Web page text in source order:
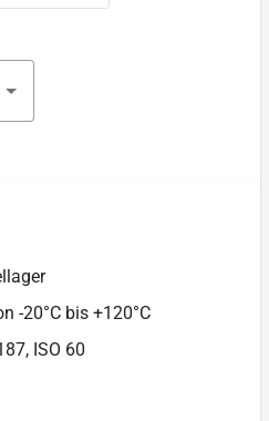
-20°C bis +120°C
ISO 60